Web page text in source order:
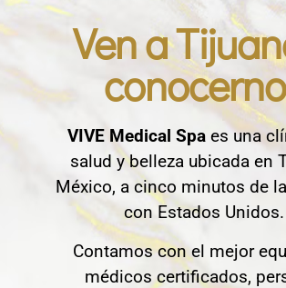
Ven a
VIVE Medical Spa es una
salud y belleza ubicada en
México, a cinco minutos de
con Estados Unidos.
Contamos con el mejor
médicos certificados,